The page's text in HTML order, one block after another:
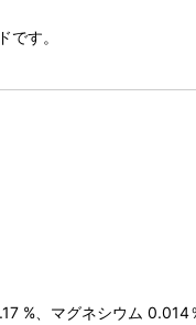
す。
%、マグネシウム